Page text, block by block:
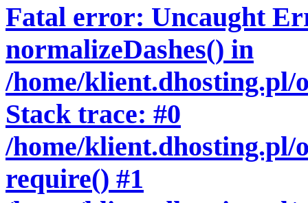
Fatal error: Uncaught
normalizeDashes() in
/home/
Stack trace: #0
/home/
require() #1